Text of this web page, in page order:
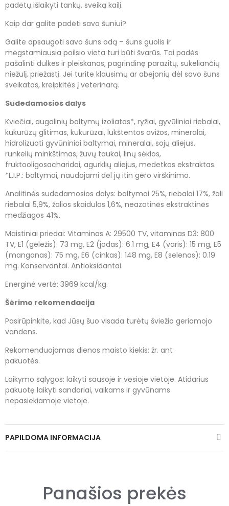
padėtų išlaikyti tankų, sveiką kailį.
Kaip dar galite padėti savo šuniui?
Galite apsaugoti savo šuns odą – šuns guolis ir
mėgstamiausia poilsio vieta turi būti švarūs. Tai padės
pašalinti dulkes ir pleiskanas, pagrindinę parazitų, sukeliančių
niežulį, priežastį. Jei turite klausimų ar abejonių dėl savo šuns
sveikatos, kreipkitės į veterinarą.
Sudedamosios dalys
Kviečiai, augalinių baltymų izoliatas*, ryžiai, gyvūliniai riebalai,
kukurūzų glitimas, kukurūzai, lukštentos avižos, mineralai,
hidrolizuoti gyvūniniai baltymai, mineralai, sojų aliejus,
runkelių minkštimas, žuvų taukai, linų sėklos,
fruktooligosacharidai, agurklių aliejus, medetkos ekstraktas.
*L.I.P.: baltymai, naudojami dėl jų itin gero virškinimo.
Analitinės sudedamosios dalys: baltymai 25%, riebalai 17%, žali
riebalai 5,9%, žalios skaidulos 1,6%, neazotinės ekstraktinės
medžiagos 41%.
Maistiniai priedai: Vitaminas A: 29500 TV, vitaminas D3: 800
TV, E1 (geležis): 73 mg, E2 (jodas): 6.1 mg, E4 (varis): 15 mg, E5
(manganas): 75 mg, E6 (cinkas): 148 mg, E8 (selenas): 0.19
mg. Konservantai. Antioksidantai.
Energinė vertė: 3969 kcal/kg.
Šėrimo rekomendacija
Pasirūpinkite, kad Jūsų šuo visada turėtų šviežio geriamojo
vandens.
Rekomenduojamas dienos maisto kiekis: žr. ant
pakuotės.
Laikymo sąlygos: laikyti sausoje ir vėsioje vietoje. Atidarius
pakuotę laikyti sandariai, vaikams ir gyvūnams
nepasiekiamoje vietoje.
PAPILDOMA INFORMACIJA
Panašios prekės